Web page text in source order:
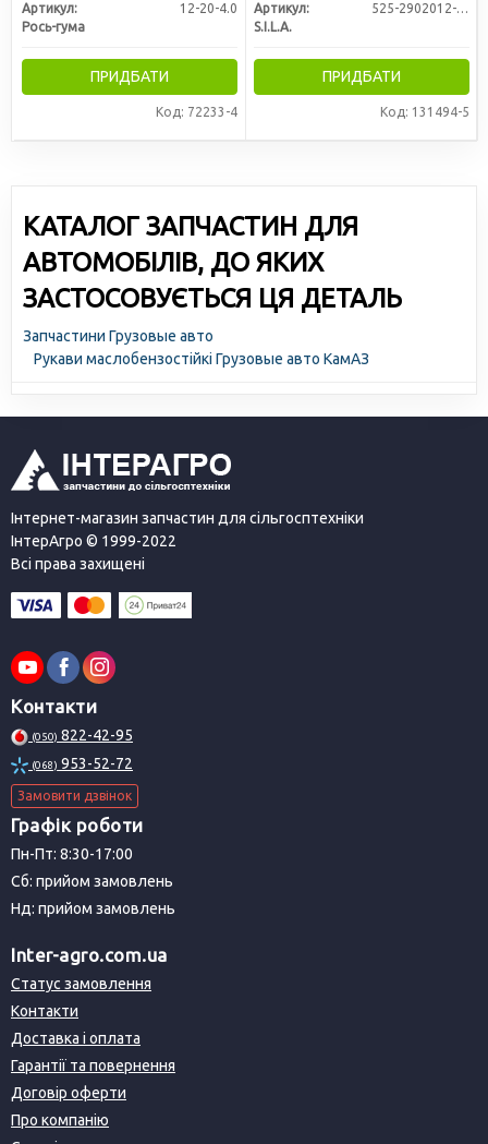
Артикул:
12-20-4.0
Рось-гума
ПРИДБАТИ
Код: 72233-4
Артикул:
525-2902012-Б1
S.I.L.A.
ПРИДБАТИ
Код: 131494-5
КАТАЛОГ ЗАПЧАСТИН ДЛЯ
АВТОМОБІЛІВ, ДО ЯКИХ
ЗАСТОСОВУЄТЬСЯ ЦЯ ДЕТАЛЬ
Запчастини Грузовые авто
Рукави маслобензостійкі Грузовые авто КамАЗ
Інтернет-магазин запчастин для сільгосптехніки
ІнтерАгро © 1999-2022
Всі права захищені
Контакти
(050) 822-42-95
(068) 953-52-72
Замовити дзвінок
Графік роботи
Пн-Пт: 8:30-17:00
Сб: прийом замовлень
Нд: прийом замовлень
Inter-agro.com.ua
Статус замовлення
Контакти
Доставка і оплата
Гарантії та повернення
Договір оферти
Про компанію